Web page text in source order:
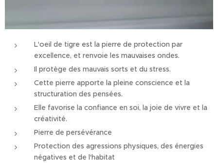
L'oeil de tigre est la pierre de protection par
excellence, et renvoie les mauvaises ondes.
Il protège des mauvais sorts et du stress.
Cette pierre apporte la pleine conscience et la
structuration des pensées.
Elle favorise la confiance en soi, la joie de vivre et la
créativité.
Pierre de persévérance
Protection des agressions physiques, des énergies
négatives et de l'habitat